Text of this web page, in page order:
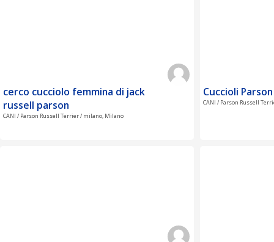
cerco cucciolo femmina di jack
russell parson
CANI / Parson Russell Terrier / milano, Milano
Cuccioli
CANI / Parson Russell